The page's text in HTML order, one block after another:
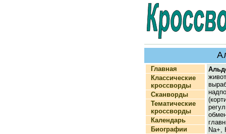
Главная
Классические
кроссворды
Сканворды
Тематические
кроссворды
Календарь
Биографии
Na+,